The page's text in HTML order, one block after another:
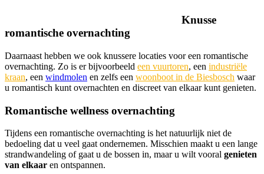
Knusse
romantische overnachting
Daarnaast hebben we ook knussere locaties voor een romantische
overnachting. Zo is er bijvoorbeeld een vuurtoren, een industriële
kraan, een windmolen en zelfs een woonboot in de Biesbosch waar
u romantisch kunt overnachten en discreet van elkaar kunt genieten.
Romantische wellness overnachting
Tijdens een romantische overnachting is het natuurlijk niet de
bedoeling dat u veel gaat ondernemen. Misschien maakt u een lange
strandwandeling of gaat u de bossen in, maar u wilt vooral genieten
van elkaar en ontspannen.